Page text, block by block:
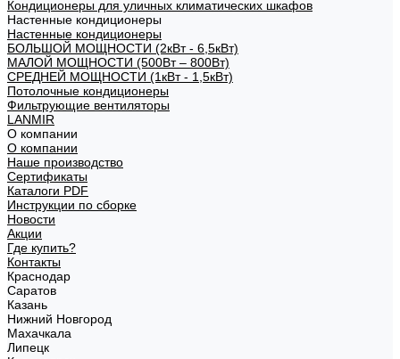
Кондиционеры для уличных климатических шкафов
Настенные кондиционеры
Настенные кондиционеры
БОЛЬШОЙ МОЩНОСТИ (2кВт - 6,5кВт)
МАЛОЙ МОЩНОСТИ (500Вт – 800Вт)
СРЕДНЕЙ МОЩНОСТИ (1кВт - 1,5кВт)
Потолочные кондиционеры
Фильтрующие вентиляторы
LANMIR
О компании
О компании
Наше производство
Сертификаты
Каталоги PDF
Инструкции по сборке
Новости
Акции
Где купить?
Контакты
Краснодар
Саратов
Казань
Нижний Новгород
Махачкала
Липецк